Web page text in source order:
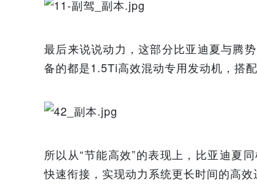
最后来说说动力，这部分比亚迪夏与腾
备的都是1.5Ti高效混动专用发动机，搭
所以从“节能高效”的表现上，比亚迪夏
快速衔接，实现动力系统更长时间的高效